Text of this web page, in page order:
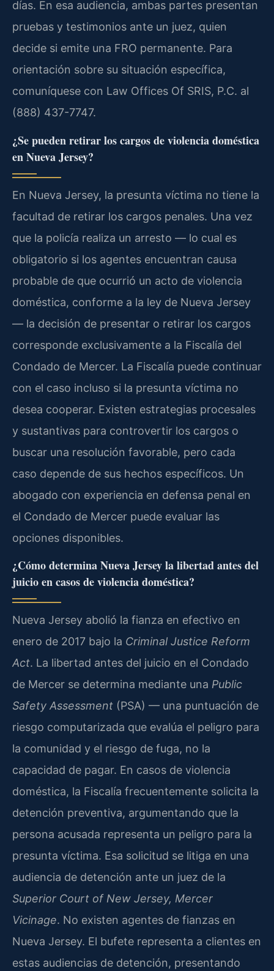
días. En esa audiencia, ambas partes presentan
pruebas y testimonios ante un juez, quien
decide si emite una FRO permanente. Para
orientación sobre su situación específica,
comuníquese con Law Offices Of SRIS, P.C. al
(888) 437-7747.
¿Se pueden retirar los cargos de violencia doméstica
en Nueva Jersey?
En Nueva Jersey, la presunta víctima no tiene la
facultad de retirar los cargos penales. Una vez
que la policía realiza un arresto — lo cual es
obligatorio si los agentes encuentran causa
probable de que ocurrió un acto de violencia
doméstica, conforme a la ley de Nueva Jersey
— la decisión de presentar o retirar los cargos
corresponde exclusivamente a la Fiscalía del
Condado de Mercer. La Fiscalía puede continuar
con el caso incluso si la presunta víctima no
desea cooperar. Existen estrategias procesales
y sustantivas para controvertir los cargos o
buscar una resolución favorable, pero cada
caso depende de sus hechos específicos. Un
abogado con experiencia en defensa penal en
el Condado de Mercer puede evaluar las
opciones disponibles.
¿Cómo determina Nueva Jersey la libertad antes del
juicio en casos de violencia doméstica?
Nueva Jersey abolió la fianza en efectivo en
enero de 2017 bajo la Criminal Justice Reform
Act. La libertad antes del juicio en el Condado
de Mercer se determina mediante una Public
Safety Assessment (PSA) — una puntuación de
riesgo computarizada que evalúa el peligro para
la comunidad y el riesgo de fuga, no la
capacidad de pagar. En casos de violencia
doméstica, la Fiscalía frecuentemente solicita la
detención preventiva, argumentando que la
persona acusada representa un peligro para la
presunta víctima. Esa solicitud se litiga en una
audiencia de detención ante un juez de la
Superior Court of New Jersey, Mercer
Vicinage. No existen agentes de fianzas en
Nueva Jersey. El bufete representa a clientes en
estas audiencias de detención, presentando